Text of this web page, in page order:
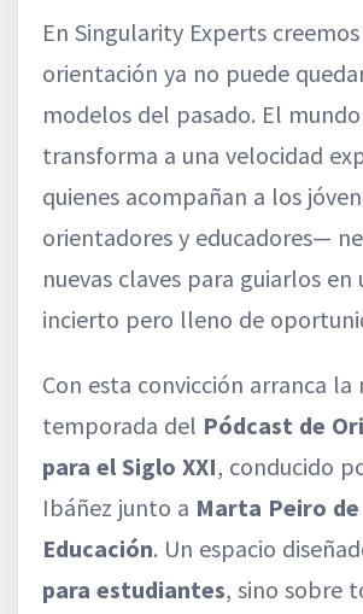
En Singularity Experts
orientación ya no puede
modelos del pasado. El
transforma a una velocidad
quienes acompañan a los
orientadores y educadores—
nuevas claves para guiarlos
incierto pero lleno de
Con esta convicción arranca la
temporada del Pódcast de
para el Siglo XXI, conducido
Ibáñez junto a Marta Peiro de
Educación. Un espacio
para estudiantes, sino sobre